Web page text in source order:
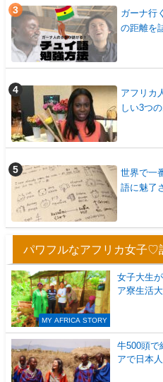
ガーナ行
の距離を
アフリカ
しい3つの
世界で一
語に魅了
パワフルなアフリカ女子♡
MY AFRICA STORY
女子大生
ア寮生活大
牛500頭で
アで日本